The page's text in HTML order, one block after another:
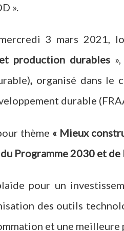
».
3 mars 2021,
production durables
, organisé dans le
durable
thème « Mieux
Programme 2030 et de
pour un
des outils
et une meilleure